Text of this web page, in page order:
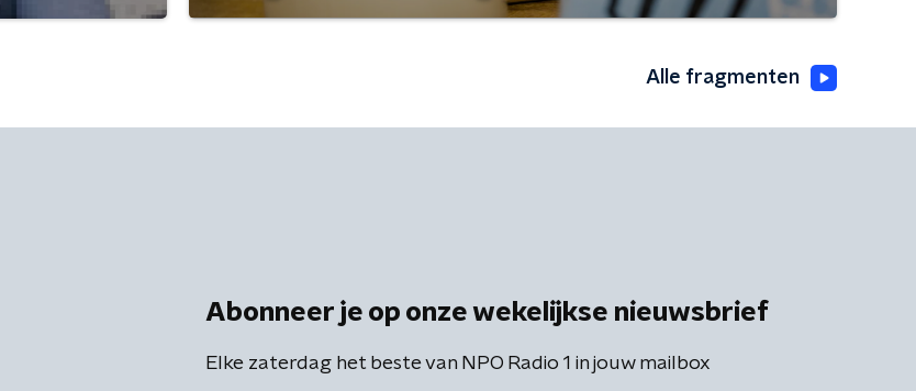
Alle fragmenten
Abonneer je op onze wekelijkse nieuwsbrief
Elke zaterdag het beste van NPO Radio 1 in jouw mailbox